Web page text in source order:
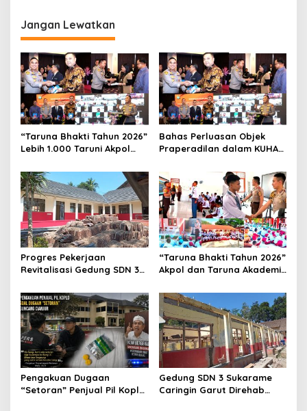
Jangan Lewatkan
“Taruna Bhakti Tahun 2026”
Lebih 1.000 Taruni Akpol
Karakter Siswa Sekolah
Rakyat
Bahas Perluasan Objek
Praperadilan dalam KUHAP
Jaya Buka Seminar Hukum
Progres Pekerjaan
Revitalisasi Gedung SDN 3
Mencapai 50 Persen
“Taruna Bhakti Tahun 2026”
Akpol dan Taruna Akademi
Sekolah Rakyat
Pengakuan Dugaan
“Setoran” Penjual Pil Koplo
Gedung SDN 3 Sukarame
Caringin Garut Direhab